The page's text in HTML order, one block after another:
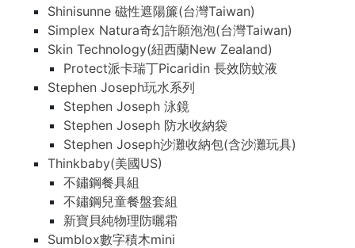
Shinisunne 磁性遮陽簾(台灣Taiwan)
Simplex Natura奇幻許願泡泡(台灣Taiwan)
Skin Technology(紐西蘭New Zealand)
Protect派卡瑞丁Picaridin 長效防蚊液
Stephen Joseph玩水系列
Stephen Joseph 泳鏡
Stephen Joseph 防水收納袋
Stephen Joseph沙灘收納包(含沙灘玩具)
Thinkbaby(美國US)
不鏽鋼餐具組
不鏽鋼兒童餐盤套組
新寶貝純物理防曬霜
Sumblox數字積木mini